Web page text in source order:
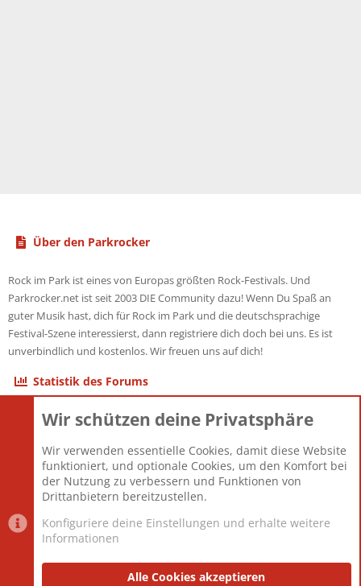
Über den Parkrocker
Rock im Park ist eines von Europas größten Rock-Festivals. Und
Parkrocker.net ist seit 2003 DIE Community dazu! Wenn Du Spaß an
guter Musik hast, dich für Rock im Park und die deutschsprachige
Festival-Szene interessierst, dann registriere dich doch bei uns. Es ist
unverbindlich und kostenlos. Wir freuen uns auf dich!
Statistik des Forums
Themen
Mitglieder
12.427
Neuestes Mitglied
Berlin
Datenschutzerklärung Impressum
Wir schützen deine Privatsphäre
Wir verwenden essentielle Cookies, damit diese Website
funktioniert, und optionale Cookies, um den Komfort bei
der Nutzung zu verbessern und Funktionen von
Drittanbietern bereitzustellen.
Konfiguriere deine Einstellungen und erhalte weitere
Informationen
Alle Cookies akzeptieren